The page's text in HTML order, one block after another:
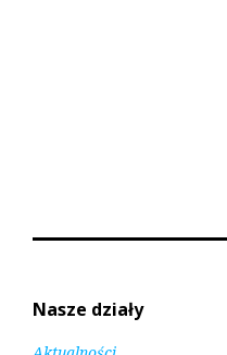
Nasze działy